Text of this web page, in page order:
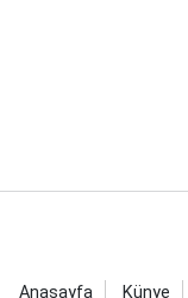
Anasayfa Künye